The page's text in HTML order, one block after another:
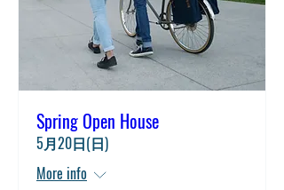
Spring Open House
5月20日(日)
More info